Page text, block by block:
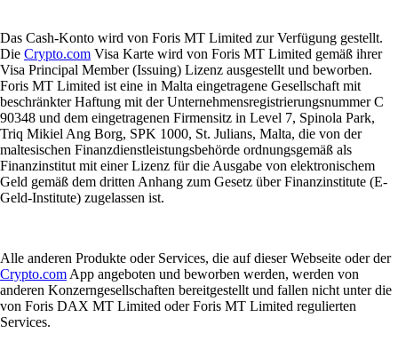
Das Cash-Konto wird von Foris MT Limited zur Verfügung gestellt.
Die Crypto.com Visa Karte wird von Foris MT Limited gemäß ihrer
Visa Principal Member (Issuing) Lizenz ausgestellt und beworben.
Foris MT Limited ist eine in Malta eingetragene Gesellschaft mit
beschränkter Haftung mit der Unternehmensregistrierungsnummer C
90348 und dem eingetragenen Firmensitz in Level 7, Spinola Park,
Triq Mikiel Ang Borg, SPK 1000, St. Julians, Malta, die von der
maltesischen Finanzdienstleistungsbehörde ordnungsgemäß als
Finanzinstitut mit einer Lizenz für die Ausgabe von elektronischem
Geld gemäß dem dritten Anhang zum Gesetz über Finanzinstitute (E-
Geld-Institute) zugelassen ist.
Alle anderen Produkte oder Services, die auf dieser Webseite oder der
Crypto.com App angeboten und beworben werden, werden von
anderen Konzerngesellschaften bereitgestellt und fallen nicht unter die
von Foris DAX MT Limited oder Foris MT Limited regulierten
Services.